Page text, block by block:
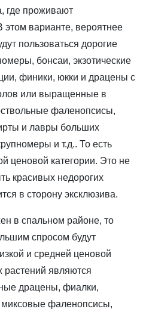
где проживают
этом варианте, вероятнее
пользоваться дорогие
бонсаи, экзотические
финики, юкки и драцены с
или выращенные в
фаленопсисы,
и лавры больших
и т.д.. То есть
ценовой категории. Это не
красивых недорогих
в сторону эксклюзива.
в спальном районе, то
спросом будут
и средней ценовой
растений являются
драцены, фиалки,
фаленопсисы,